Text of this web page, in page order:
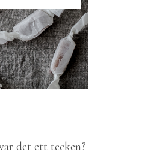
det ett tecken?